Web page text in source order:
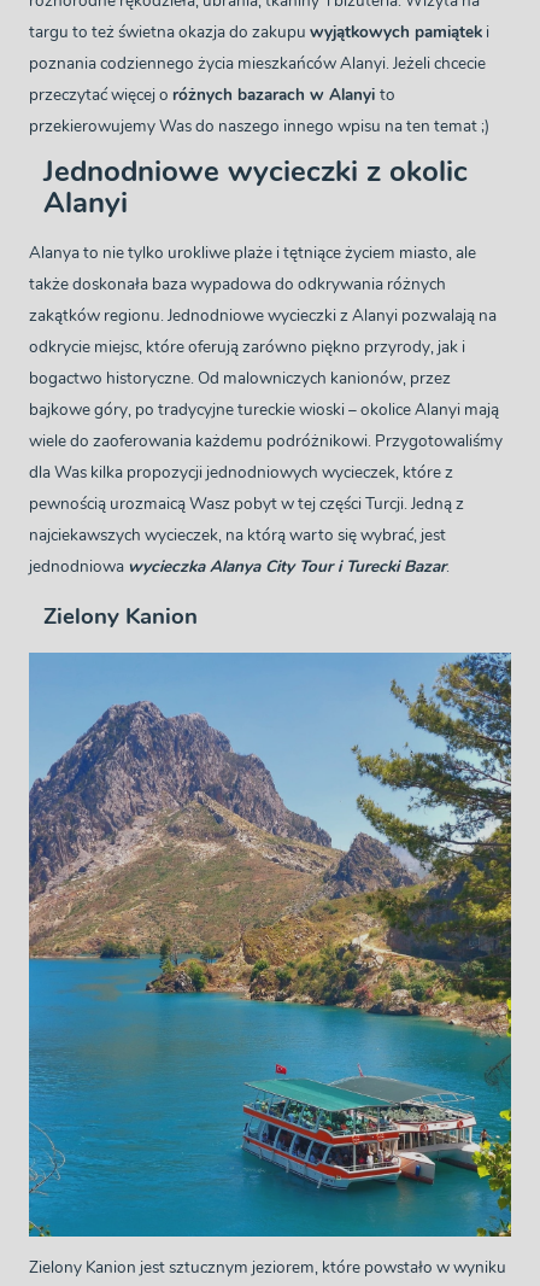
targu to też świetna okazja do zakupu wyjątkowych pamiątek i
poznania codziennego życia mieszkańców Alanyi. Jeżeli chcecie
przeczytać więcej o różnych bazarach w Alanyi to
przekierowujemy Was do naszego innego wpisu na ten temat ;)
Jednodniowe wycieczki z okolic
Alanyi
Alanya to nie tylko urokliwe plaże i tętniące życiem miasto, ale
także doskonała baza wypadowa do odkrywania różnych
zakątków regionu. Jednodniowe wycieczki z Alanyi pozwalają na
odkrycie miejsc, które oferują zarówno piękno przyrody, jak i
bogactwo historyczne. Od malowniczych kanionów, przez
bajkowe góry, po tradycyjne tureckie wioski – okolice Alanyi mają
wiele do zaoferowania każdemu podróżnikowi. Przygotowaliśmy
dla Was kilka propozycji jednodniowych wycieczek, które z
pewnością urozmaicą Wasz pobyt w tej części Turcji. Jedną z
najciekawszych wycieczek, na którą warto się wybrać, jest
jednodniowa wycieczka Alanya City Tour i Turecki Bazar.
Zielony Kanion
Zielony Kanion jest sztucznym jeziorem, które powstało w wyniku